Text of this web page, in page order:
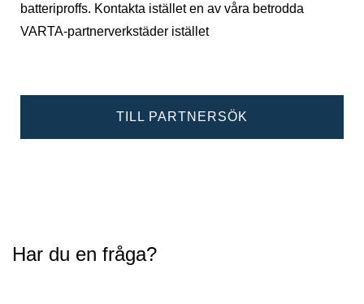
batteriproffs. Kontakta istället en av våra betrodda
VARTA-partnerverkstäder istället
TILL PARTNERSÖK
Har du en fråga?